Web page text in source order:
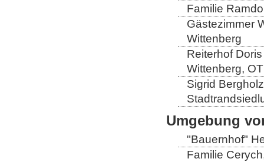
Familie
Gästezimmer
Wittenberg
Reiterhof
Wittenberg,
Sigrid
Umgebung
"Bauernhof"
Familie